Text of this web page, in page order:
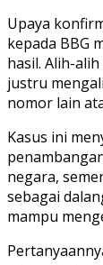
Upaya
kepada BBG
hasil. Alih-
justru
nomor lain
Kasus ini
negara,
sebagai
mampu